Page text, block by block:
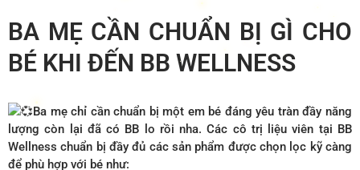
BA MẸ CẦN CHUẨN BỊ GÌ CHO
BÉ KHI ĐẾN BB WELLNESS
Ba mẹ chỉ cần chuẩn bị một em bé đáng yêu tràn đầy năng
lượng còn lại đã có BB lo rồi nha. Các cô trị liệu viên tại BB
Wellness chuẩn bị đầy đủ các sản phẩm được chọn lọc kỹ càng
để phù hợp với bé như: